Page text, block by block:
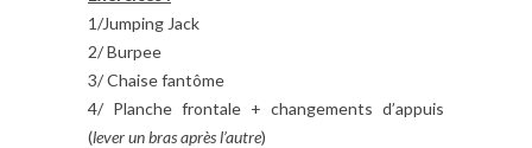
1/Jumping Jack
2/ Burpee
3/ Chaise fantôme
4/ Planche frontale + changements d’appuis
(lever un bras après l’autre)